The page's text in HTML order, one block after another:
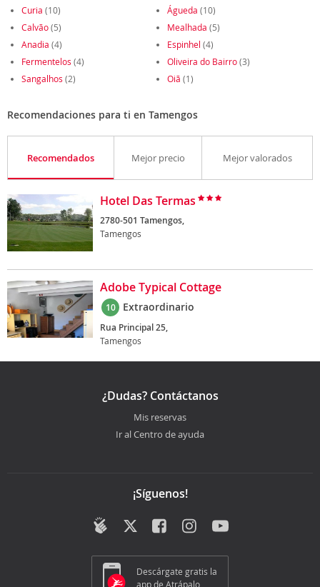
Curia (10) Águeda (10)
Calvão(5) Mealhada (5)
Anadia (4) Espinhel (4)
Fermentelos (4) Oliveira do Bairro(3)
Sangalhos (2) Oiã (1)
Recomendaciones para ti en Tamengos
Recomendados Mejor precio Mejor valorados
Hotel Das Termas
2780-501 Tamengos,
Tamengos
Adobe Typical Cottage
10 Extraordinario
Rua Principal 25,
Tamengos
¿Dudas? Contáctanos
Mis reservas
Ir al Centro de ayuda
¡Síguenos!
Descárgate gratis la
app de Atrápalo